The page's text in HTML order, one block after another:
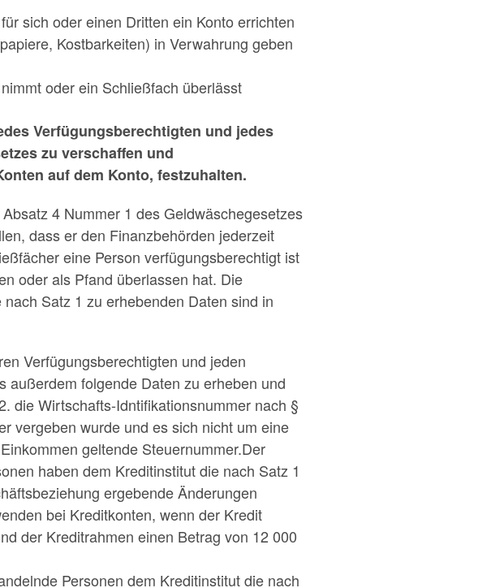
sich oder einen Dritten ein Konto errichten
Kostbarkeiten) in Verwahrung geben
oder ein Schließfach überlässt
Verfügungsberechtigten und jedes
zu verschaffen und
auf dem Konto, festzuhalten.
4 Nummer 1 des Geldwäschegesetzes
dass er den Finanzbehörden jederzeit
eine Person verfügungsberechtigt ist
oder als Pfand überlassen hat. Die
Satz 1 zu erhebenden Daten sind in
Verfügungsberechtigten und jeden
folgende Daten zu erheben und
die Wirtschafts-Idntifikationsnummer nach §
vergeben wurde und es sich nicht um eine
geltende Steuernummer.Der
haben dem Kreditinstitut die nach Satz 1
ergebende Änderungen
bei Kreditkonten, wenn der Kredit
der Kreditrahmen einen Betrag von 12 000
Personen dem Kreditinstitut die nach